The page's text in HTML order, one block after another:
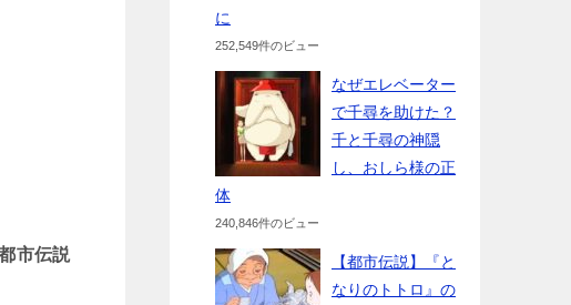
市伝説
に
252,549件のビュー
なぜエレベーター
で千尋を助けた？
千と千尋の神隠
し、おしら様の正
体
240,846件のビュー
【都市伝説】『と
なりのトトロ』の